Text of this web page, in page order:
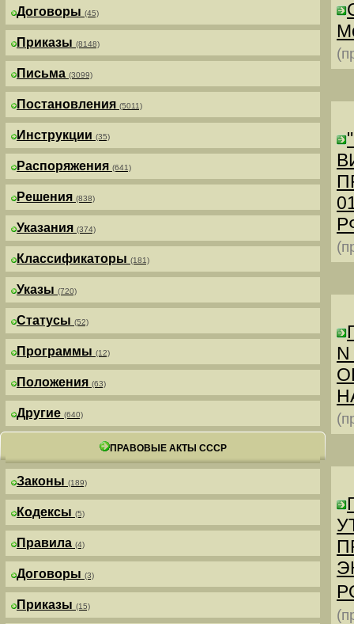
Договоры (45)
Приказы (8148)
Письма (3099)
Постановления (5011)
Инструкции (35)
Распоряжения (641)
Решения (838)
Указания (374)
Классификаторы (181)
Указы (720)
Статусы (52)
Программы (12)
Положения (63)
Другие (640)
ПРАВОВЫЕ АКТЫ СССР
Законы (189)
Кодексы (5)
Правила (4)
Договоры (3)
Приказы (15)